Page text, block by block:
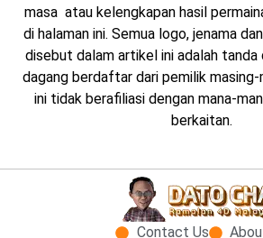
masa atau kelengkapan hasil
di halaman ini. Semua logo, jenama
disebut dalam artikel ini adalah tanda
dagang berdaftar dari pemilik masing-
ini tidak berafiliasi dengan mana-
berkaitan.
Contact Us